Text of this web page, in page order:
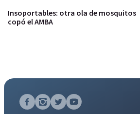
Insoportables: otra ola de mosquitos
copó el AMBA